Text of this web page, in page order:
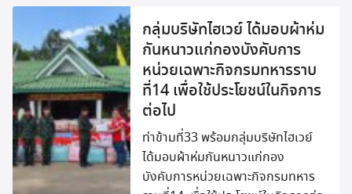
กลุ่มบริษัทไฮเวย์ ได้มอบผ้าห่ม
กันหนาวแก่กองบังคับการ
หน่วยเฉพาะกิจกรมทหารราบ
ที่14 เพื่อใช้ประโยชน์ในกิจการ
ต่อไป
ท่าข้ามที่33 พร้อมกลุ่มบริษัทไฮเวย์
ได้มอบผ้าห่มกันหนาวแก่กอง
บังคับการหน่วยเฉพาะกิจกรมทหาร